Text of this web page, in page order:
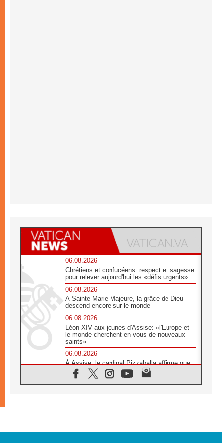
06.08.2026
Chrétiens et confucéens: respect et sagesse
pour relever aujourd'hui les «défis urgents»
06.08.2026
À Sainte-Marie-Majeure, la grâce de Dieu
descend encore sur le monde
06.08.2026
Léon XIV aux jeunes d'Assise: «l'Europe et
le monde cherchent en vous de nouveaux
saints»
06.08.2026
À Assise, le cardinal Pizzaballa affirme que
«les chrétiens veulent la paix»
06.08.2026